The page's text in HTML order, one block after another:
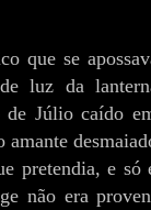
que se
luz da
de Júlio caído
pretendia, e só
não era